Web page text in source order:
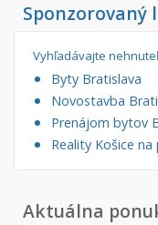
Sponzorovaný
Vyhľadávajte
Byty Bratislava
Novostavba
Prenájom bytov
Reality Košice
Aktuálna